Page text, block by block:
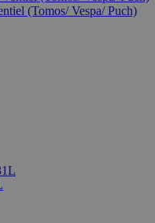
(Tomos/ Vespa/ Puch)